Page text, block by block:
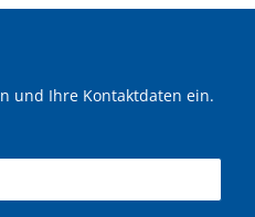
und Ihre Kontaktdaten ein.